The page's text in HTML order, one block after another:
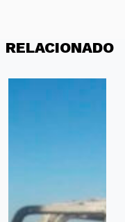
RELACIONADO